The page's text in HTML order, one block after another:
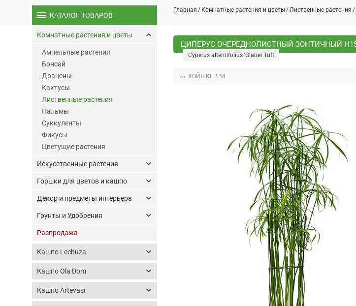
Главная Комнатные растения и цветы Лиственные растения
ЦИПЕРУС ОЧЕРЕДНОЛИСТНЫЙ ЗОНТИЧНЫЙ
Cyperus alternifolius 'Glaber Tuft
‹‹‹ ХОЙЯ КЕРРИ
menu КАТАЛОГ ТОВАРОВ
Комнатные растения и цветы keyboard_arrow_up
Ампельные растения
Бонсай
Драцены
Кактусы
Лиственные растения
Пальмы
Суккуленты
Фикусы
Цветущие растения
Искусственные растения keyboard_arrow_down
Горшки для цветов и кашпо keyboard_arrow_down
Декор и предметы интерьера keyboard_arrow_down
Грунты и Удобрения keyboard_arrow_down
Распродажа
Кашпо Lechuza keyboard_arrow_down
Кашпо Ola Dom keyboard_arrow_down
Кашпо Artevasi keyboard_arrow_down